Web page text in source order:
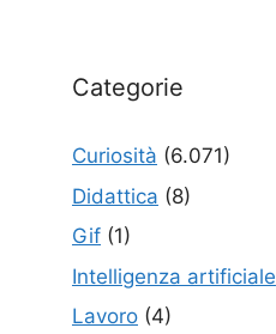
Categorie
Curiosità (6.071)
Didattica (8)
Gif (1)
Intelligenza artificiale
Lavoro (4)